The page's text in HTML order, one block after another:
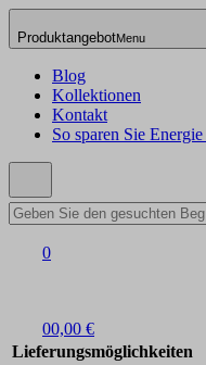
ProduktangebotMenu
Blog
Kollektionen
Kontakt
So sparen Sie
0
00,00 €
Lieferungsmöglichkeiten